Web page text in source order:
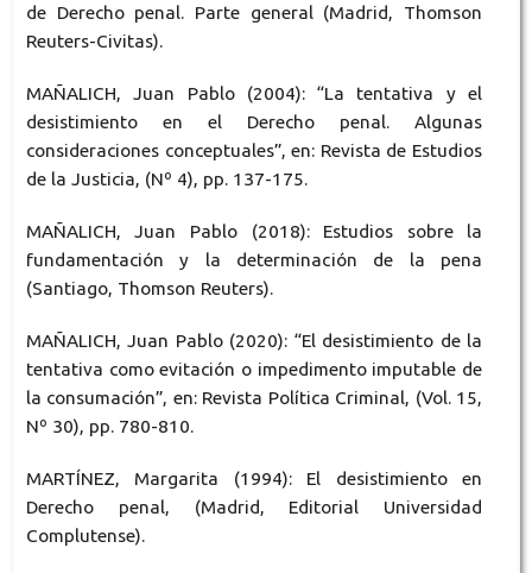
de Derecho penal. Parte general (Madrid, Thomson
Reuters-Civitas).
MAÑALICH, Juan Pablo (2004): “La tentativa y el
desistimiento en el Derecho penal. Algunas
consideraciones conceptuales”, en: Revista de Estudios
de la Justicia, (Nº 4), pp. 137-175.
MAÑALICH, Juan Pablo (2018): Estudios sobre la
fundamentación y la determinación de la pena
(Santiago, Thomson Reuters).
MAÑALICH, Juan Pablo (2020): “El desistimiento de la
tentativa como evitación o impedimento imputable de
la consumación”, en: Revista Política Criminal, (Vol. 15,
Nº 30), pp. 780-810.
MARTÍNEZ, Margarita (1994): El desistimiento en
Derecho penal, (Madrid, Editorial Universidad
Complutense).